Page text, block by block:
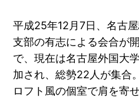
平成25年12月7日、名古
支部の有志による会合が
で、現在は名古屋外国大
加され、総勢22人が集合
ロフト風の個室で肩を寄